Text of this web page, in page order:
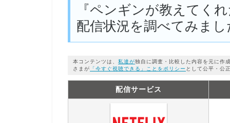
『ペンギンが教えてく
配信状況を調べてみまし
本コンテンツは、私達が独自に調査・比較した内容を元に作
さまが 「今すぐ視聴できる」ことをポリシー として公平・公
配信サービス